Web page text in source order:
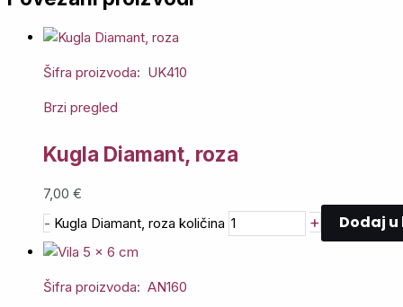
Šifra proizvoda: UK410
Brzi pregled
Kugla Diamant, roza
7,00 €
- Kugla Diamant, roza količina + Dodaj
Šifra proizvoda: AN160